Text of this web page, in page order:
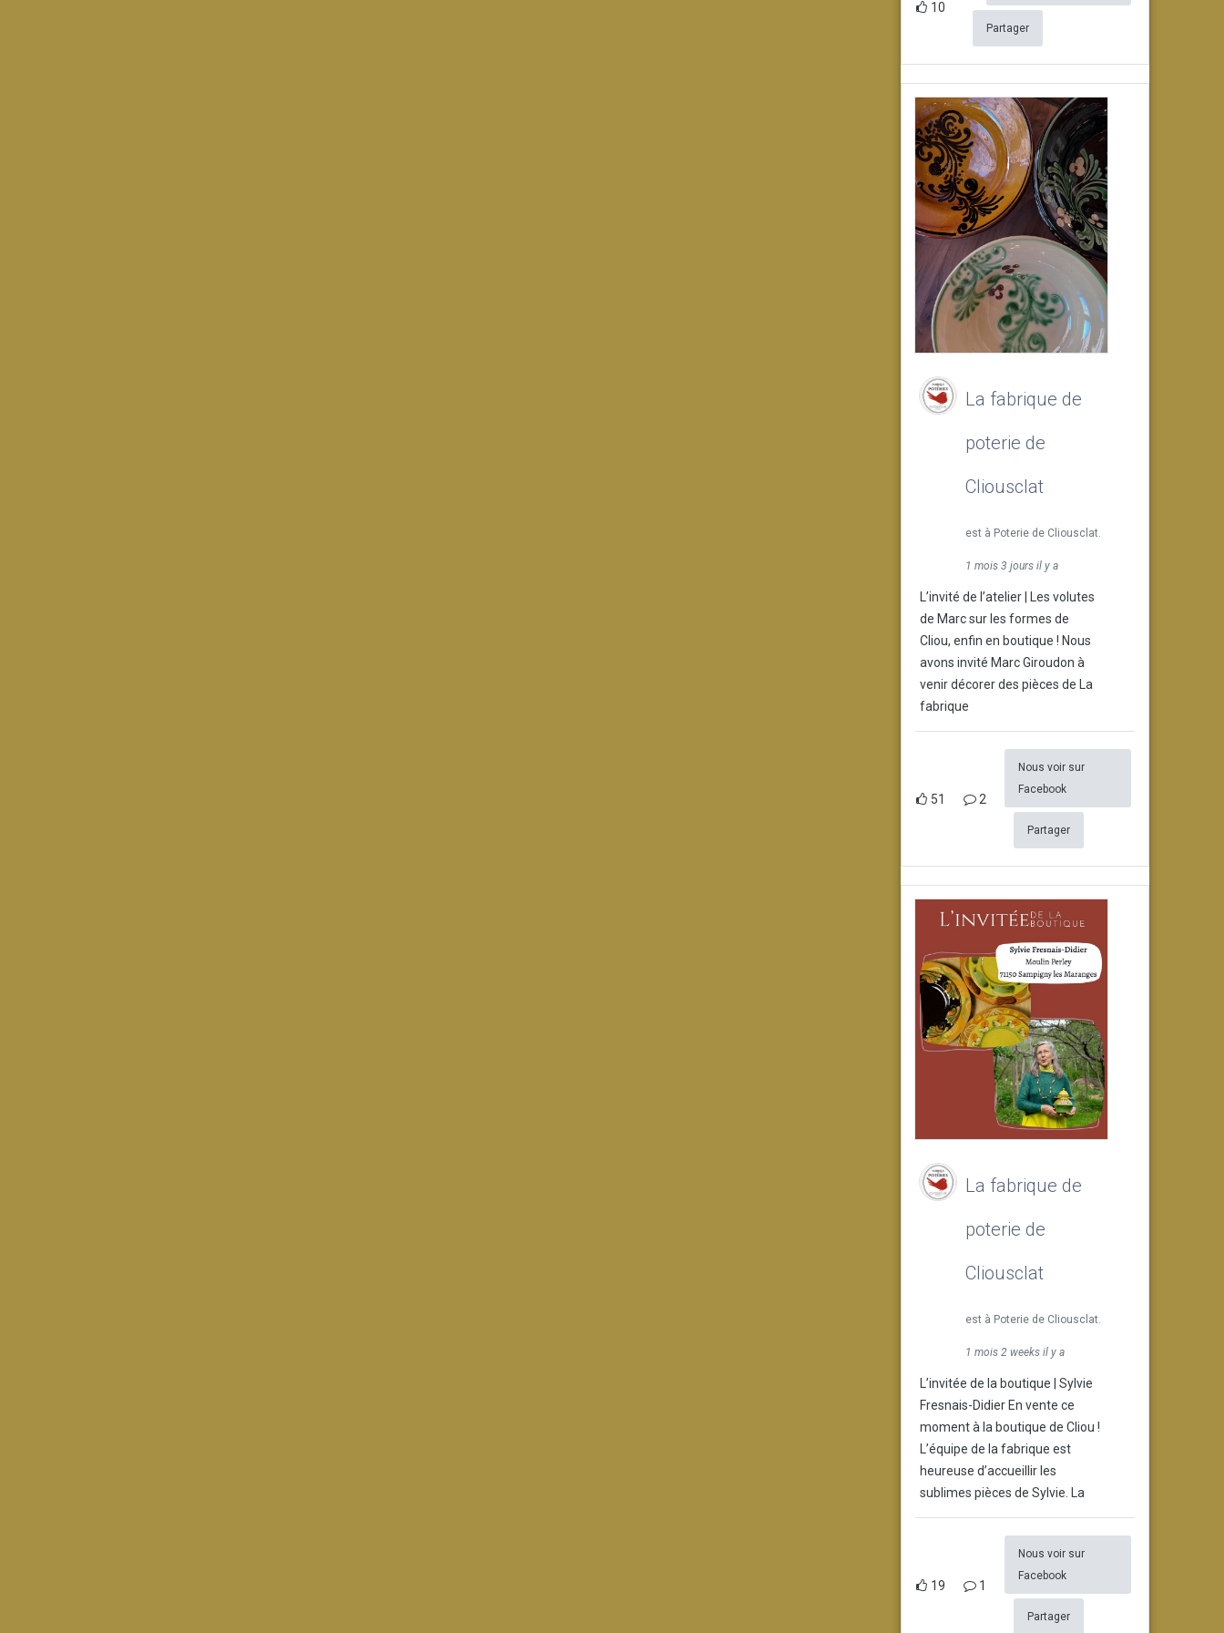
10
Partager
La fabrique de
poterie de
Cliousclat
est à Poterie de Cliousclat.
1 mois 3 jours il y a
L’invité de l’atelier | Les volutes
de Marc sur les formes de
Cliou, enfin en boutique ! Nous
avons invité Marc Giroudon à
venir décorer des pièces de La
fabrique
51 2
Nous voir sur
Facebook
Partager
La fabrique de
poterie de
Cliousclat
est à Poterie de Cliousclat.
1 mois 2 weeks il y a
L’invitée de la boutique | Sylvie
Fresnais-Didier En vente ce
moment à la boutique de Cliou !
L’équipe de la fabrique est
heureuse d’accueillir les
sublimes pièces de Sylvie. La
19 1
Nous voir sur
Facebook
Partager